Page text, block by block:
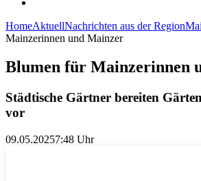
HomeAktuellNachrichten aus der Region
Mainzerinnen und Mainzer
Blumen für Mainzerinnen
Städtische Gärtner bereiten
vor
09.05.20257:48 Uhr